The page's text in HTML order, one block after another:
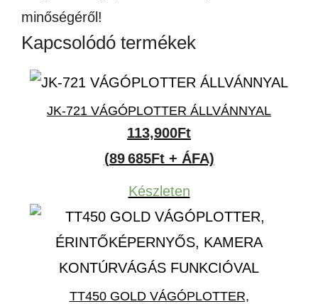
minőségéről!
Kapcsolódó termékek
JK-721 VÁGÓPLOTTER ÁLLVÁNNYAL
113,900Ft
(89 685Ft + ÁFA)
Készleten
TT450 GOLD VÁGÓPLOTTER,